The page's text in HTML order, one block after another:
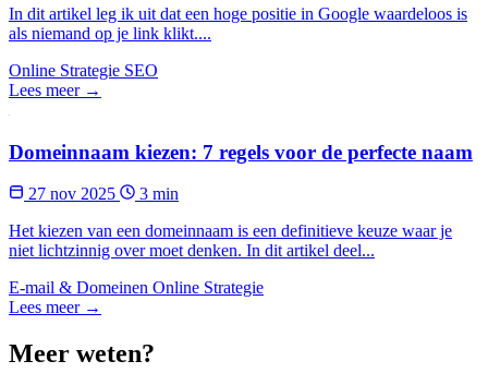
In dit artikel leg ik uit dat een hoge positie in Google waardeloos is
als niemand op je link klikt....
Online Strategie SEO
Lees meer →
Domeinnaam kiezen: 7 regels voor de perfecte naam
27 nov 2025
3 min
Het kiezen van een domeinnaam is een definitieve keuze waar je
niet lichtzinnig over moet denken. In dit artikel deel...
E-mail & Domeinen Online Strategie
Lees meer →
Meer weten?